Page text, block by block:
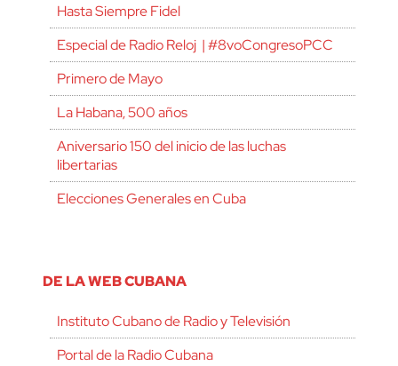
Hasta Siempre Fidel
Especial de Radio Reloj | #8voCongresoPCC
Primero de Mayo
La Habana, 500 años
Aniversario 150 del inicio de las luchas
libertarias
Elecciones Generales en Cuba
DE LA WEB CUBANA
Instituto Cubano de Radio y Televisión
Portal de la Radio Cubana